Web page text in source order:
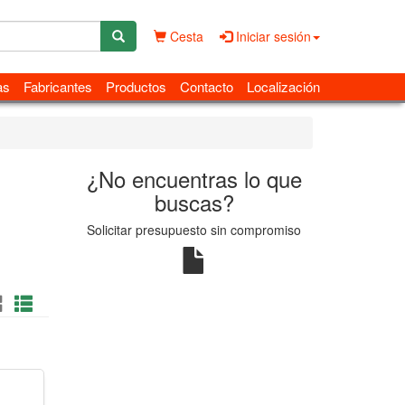
Cesta Iniciar sesión
Fabricantes Productos Contacto Localización
¿No encuentras lo que
buscas?
Solicitar presupuesto sin compromiso